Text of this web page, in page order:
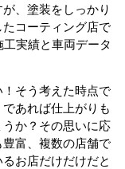
、塗装をしっかり
コーティング店で
実績と車両データ
そう考えた時点で
あれば仕上がりも
か？その思いに応
富、複数の店舗で
お店だけだけだと